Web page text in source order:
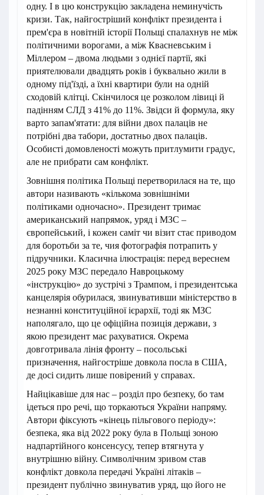
одну. І в цю конструкцію закладена неминучість
кризи. Так, найгостріший конфлікт президента і
прем'єра в новітній історії Польщі спалахнув не між
політичними ворогами, а між Квасневським і
Міллером – двома людьми з однієї партії, які
приятелювали двадцять років і буквально жили в
одному під'їзді, а їхні квартири були на одній
сходовій клітці. Скінчилося це розколом лівиці й
падінням СЛД з 41% до 11%. Звідси й формула, яку
варто запам'ятати: для війни двох палаців не
потрібні два табори, достатньо двох палаців.
Особисті домовленості можуть притлумити градус,
але не прибрати сам конфлікт.
Зовнішня політика Польщі перетворилася на те, що
автори називають «кількома зовнішніми
політиками одночасно». Президент тримає
американський напрямок, уряд і МЗС –
європейський, і кожен саміт чи візит стає приводом
для боротьби за те, чия фотографія потрапить у
підручники. Класична ілюстрація: перед вереснем
2025 року МЗС передало Навроцькому
«інструкцію» до зустрічі з Трампом, і президентська
канцелярія обурилася, звинувативши міністерство в
незнанні конституційної ієрархії, тоді як МЗС
наполягало, що це офіційна позиція держави, з
якою президент має рахуватися. Окрема
довготривала лінія фронту – посольські
призначення, найгостріше довкола посла в США,
де досі сидить лише повірений у справах.
Найцікавіше для нас – розділ про безпеку, бо там
ідеться про речі, що торкаються України напряму.
Автори фіксують «кінець пільгового періоду»:
безпека, яка від 2022 року була в Польщі зоною
надпартійного консенсусу, тепер втягнута у
внутрішню війну. Символічним зривом став
конфлікт довкола передачі Україні літаків –
президент публічно звинуватив уряд, що його не